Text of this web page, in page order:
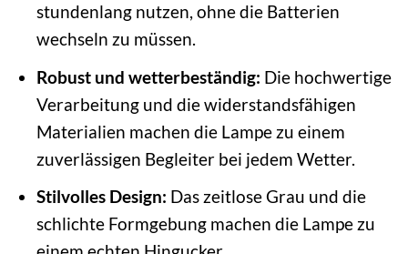
stundenlang nutzen, ohne die Batterien
wechseln zu müssen.
Robust und wetterbeständig: Die hochwertige
Verarbeitung und die widerstandsfähigen
Materialien machen die Lampe zu einem
zuverlässigen Begleiter bei jedem Wetter.
Stilvolles Design: Das zeitlose Grau und die
schlichte Formgebung machen die Lampe zu